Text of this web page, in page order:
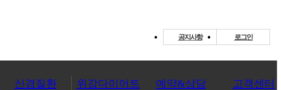
공지사항 로그인
신경질환 위강다이어트 예약&상담 고객센터